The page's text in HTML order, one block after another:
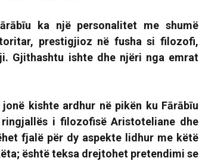
ka një personalitet me shumë
prestigjioz në fusha si filozofi,
Gjithashtu ishte dhe njëri nga emrat
kishte ardhur në pikën ku Fārābīu
i filozofisë Aristoteliane dhe
fjalë për dy aspekte lidhur me këtë
është teksa drejtohet pretendimi se